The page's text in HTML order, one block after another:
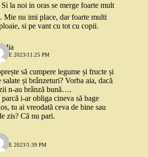
la noi in oras se merge foarte mult
Mie nu imi place, dar foarte multi
si pe vant cu tot cu copii.
2023/11:25 PM
să cumpere legume și fructe și
salate și brânzeturi? Vorba aia, dacă
n-au brânză bună….
i-ar obliga cineva să bage
tu ai vreodată ceva de bine sau
zis? Că nu pari.
2023/1:39 PM